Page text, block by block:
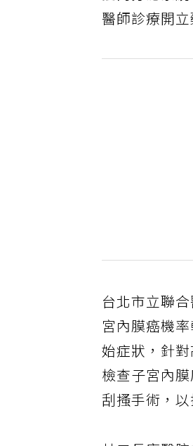
醫師診療開
台北市立聯
宮內膜癌機
始症狀，針
檢查子宮內
刮搔手術，